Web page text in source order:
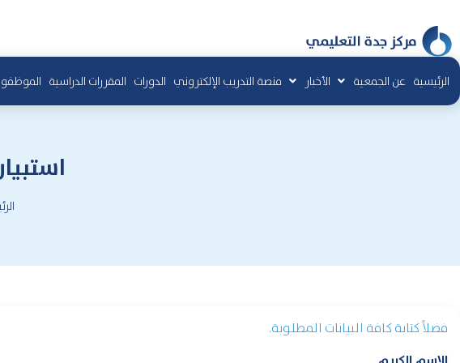
الرئيسية عن الجمعية الأخبار منصة التدريب الإلكتروني الدورات المقررات الدراسية
فضلاً كتابة كافة البيانات المطلوبة.